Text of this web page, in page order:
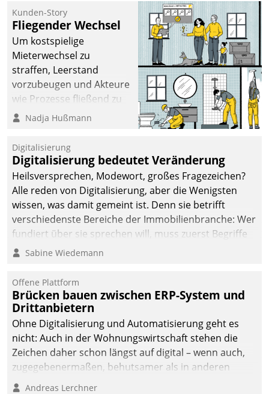
Unternehmen.
Kunden-Story
Fliegender Wechsel
Um kostspielige
Mieterwechsel zu
straffen, Leerstand
vorzubeugen und Akteure
wie Prozesse fließend zu
vernetzen, nutzt die
Jahresbeginn eine
Überblick, Einsicht und
Eingriff bietende Lösung.
Zur Entwicklung setzte
man auf
Cloudtechnologie,
bewährte und Startup-
agile Projektmethoden.
Nadja Hußmann
Digitalisierung
Digitalisierung bedeutet Veränderung
Heilsversprechen, Modewort, großes Fragezeichen?
Alle reden von Digitalisierung, aber die Wenigsten
wissen, was damit gemeint ist. Denn sie betrifft
verschiedenste Bereiche der Immobilienbranche: Wer
fundiert über sie sprechen will, muss zuerst Begriffe
klären. Ein Aspekt ist die betriebliche Optimierung:
Einsparungen durch optimierte und automatisierte
Prozesse. Doch man darf nicht zu viel erwarten: Allein
mit der Einführung einer neuen Software ist es nicht
getan. Die Digitalisierung erfordert von Unternehmen
die Bereitschaft, sich zu überprüfen, zu hinterfragen
und zu verändern.
Sabine Wiedemann
Offene Plattform
Brücken bauen zwischen ERP-System und
Drittanbietern
Ohne Digitalisierung und Automatisierung geht es
nicht: Auch in der Wohnungswirtschaft stehen die
Zeichen daher schon längst auf digital – wenn auch,
zugegebenermaßen, behutsamer als in anderen
Branchen.
Andreas Lerchner